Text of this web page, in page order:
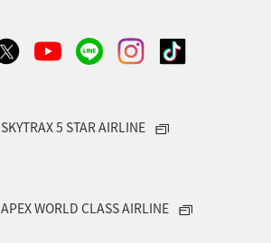
SKYTRAX 5 STAR AIRLINE
APEX WORLD CLASS AIRLINE